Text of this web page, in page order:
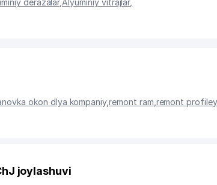
derazalar, Alyuminiy vitrajlar,
okon dlya kompaniy,remont ram remont profiley
joylashuvi